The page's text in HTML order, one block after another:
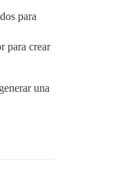
para
para crear
una